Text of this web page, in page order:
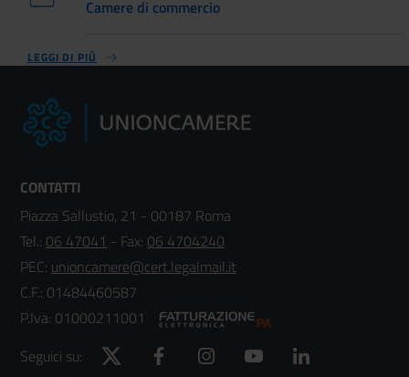
Camere di commercio
LEGGI DI PIÙ
CONTATTI
Piazza Sallustio, 21 - 00187 Roma
Tel.: 06 47041 - Fax: 06 4704240
PEC: unioncamere@cert.legalmail.it
C.F.: 01484460587
P.Iva: 01000211001
Seguici su:
Twitter Facebook Instagram YouTube